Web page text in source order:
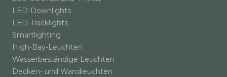
LED-Downlights
LED-Tracklights
Smartlighting
High-Bay-Leuchten
Wasserbeständige Leuchten
Decken- und Wandleuchten